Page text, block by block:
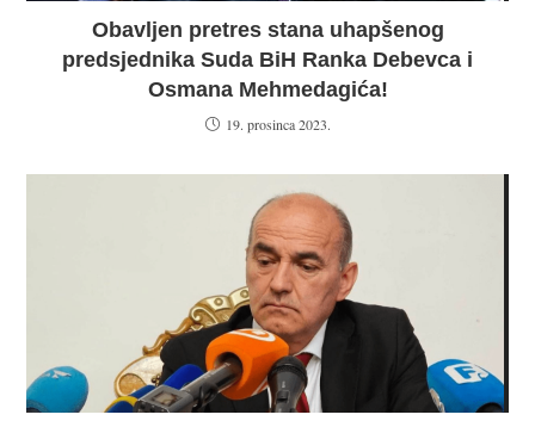
Obavljen pretres stana uhapšenog
predsjednika Suda BiH Ranka Debevca i
Osmana Mehmedagića!
19. prosinca 2023.